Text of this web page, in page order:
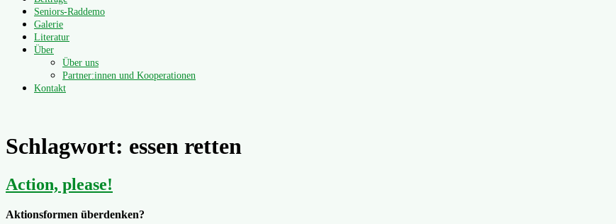
Seniors-Raddemo
Galerie
Literatur
Über
Über uns
Partner:innen und Kooperationen
Kontakt
Schlagwort: essen retten
Action, please!
Aktionsformen überdenken?